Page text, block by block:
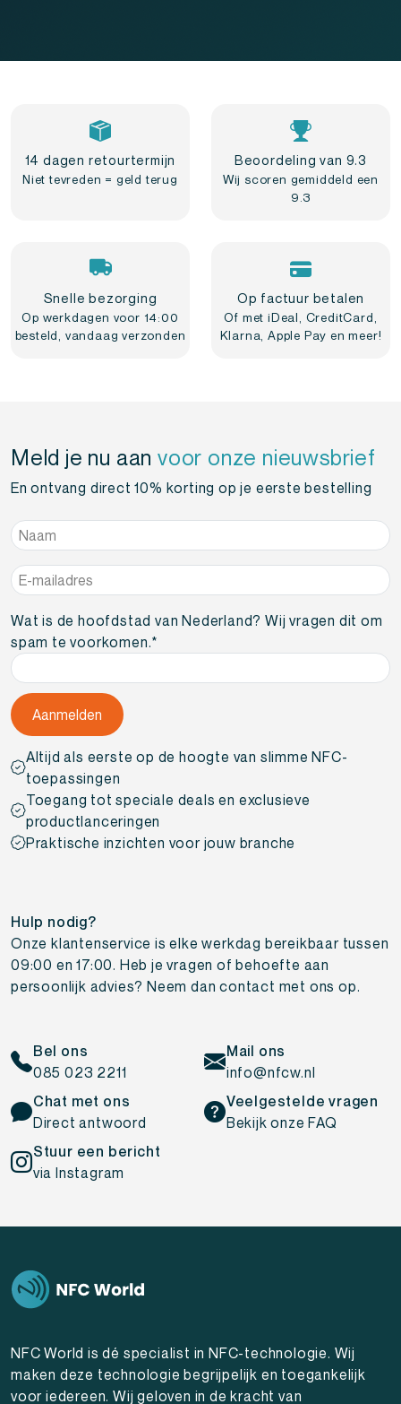
14 dagen retourtermijn
Niet tevreden = geld terug
Beoordeling van 9.3
Wij scoren gemiddeld een
9.3
Snelle bezorging
Op werkdagen voor 14:00
besteld, vandaag verzonden
Op factuur betalen
Of met iDeal, CreditCard,
Klarna, Apple Pay en meer!
Meld je nu aanvoor onze nieuwsbrief
En ontvang direct 10% korting op je eerste bestelling
Naam*
E-
mailadres*
Wat is de hoofdstad van Nederland? Wij vragen dit om
spam te voorkomen.*
Altijd als eerste op de hoogte van slimme NFC-
toepassingen
Toegang tot speciale deals en exclusieve
productlanceringen
Praktische inzichten voor jouw branche
Hulp nodig?
Onze klantenservice is elke werkdag bereikbaar tussen
09:00 en 17:00. Heb je vragen of behoefte aan
persoonlijk advies? Neem dan contact met ons op.
Bel ons
085 023 2211
Mail ons
info@nfcw.nl
Chat met ons
Direct antwoord
Veelgestelde vragen
Bekijk onze FAQ
Stuur een bericht
via Instagram
NFC World is dé specialist in NFC-technologie. Wij
maken deze technologie begrijpelijk en toegankelijk
voor iedereen. Wij geloven in de kracht van